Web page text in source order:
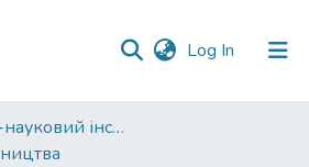
Log In (current)
Навчально-науковий інститут агротехнологій, селекції та екології